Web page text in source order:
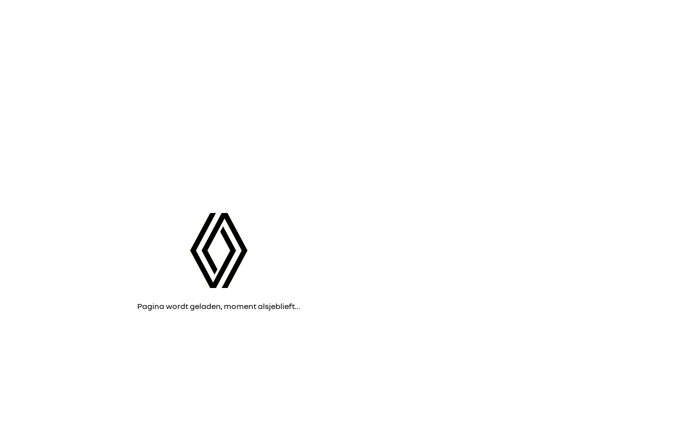
Pagina wordt geladen, moment alsjeblieft…